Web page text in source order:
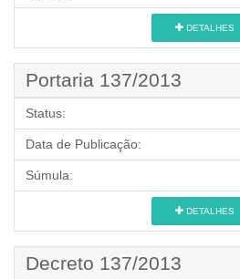
DETALHES
Portaria 137/2013
Status:
Data de Publicação:
Súmula:
DETALHES
Decreto 137/2013